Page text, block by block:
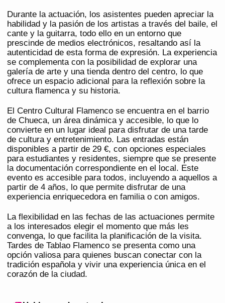
Durante la actuación, los asistentes pueden apreciar la
habilidad y la pasión de los artistas a través del baile, el
cante y la guitarra, todo ello en un entorno que
prescinde de medios electrónicos, resaltando así la
autenticidad de esta forma de expresión. La experiencia
se complementa con la posibilidad de explorar una
galería de arte y una tienda dentro del centro, lo que
ofrece un espacio adicional para la reflexión sobre la
cultura flamenca y su historia.
El Centro Cultural Flamenco se encuentra en el barrio
de Chueca, un área dinámica y accesible, lo que lo
convierte en un lugar ideal para disfrutar de una tarde
de cultura y entretenimiento. Las entradas están
disponibles a partir de 29 €, con opciones especiales
para estudiantes y residentes, siempre que se presente
la documentación correspondiente en el local. Este
evento es accesible para todos, incluyendo a aquellos a
partir de 4 años, lo que permite disfrutar de una
experiencia enriquecedora en familia o con amigos.
La flexibilidad en las fechas de las actuaciones permite
a los interesados elegir el momento que más les
convenga, lo que facilita la planificación de la visita.
Tardes de Tablao Flamenco se presenta como una
opción valiosa para quienes buscan conectar con la
tradición española y vivir una experiencia única en el
corazón de la ciudad.